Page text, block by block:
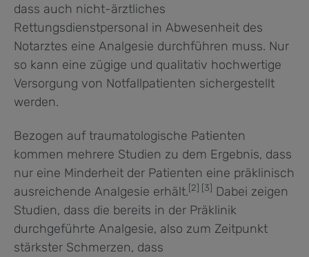
dass auch nicht-ärztliches
Rettungsdienstpersonal in Abwesenheit des
Notarztes eine Analgesie durchführen muss. Nur
so kann eine zügige und qualitativ hochwertige
Versorgung von Notfallpatienten sichergestellt
werden.
Bezogen auf traumatologische Patienten
kommen mehrere Studien zu dem Ergebnis, dass
nur eine Minderheit der Patienten eine präklinisch
ausreichende Analgesie erhält.[2] [3] Dabei zeigen
Studien, dass die bereits in der Präklinik
durchgeführte Analgesie, also zum Zeitpunkt
stärkster Schmerzen, dass